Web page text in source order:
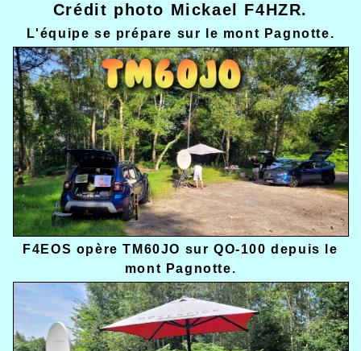
Crédit photo Mickael F4HZR.
L'équipe se prépare sur le mont Pagnotte.
F4EOS opère TM60JO sur QO-100 depuis le
mont Pagnotte.